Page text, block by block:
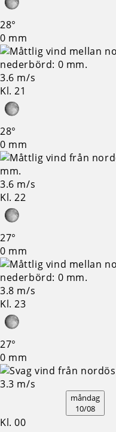
28°
0 mm
3.6 m/s
Kl. 21
28°
0 mm
3.6 m/s
Kl. 22
27°
0 mm
3.8 m/s
Kl. 23
27°
0 mm
3.3 m/s
måndag
10/08
Kl. 00